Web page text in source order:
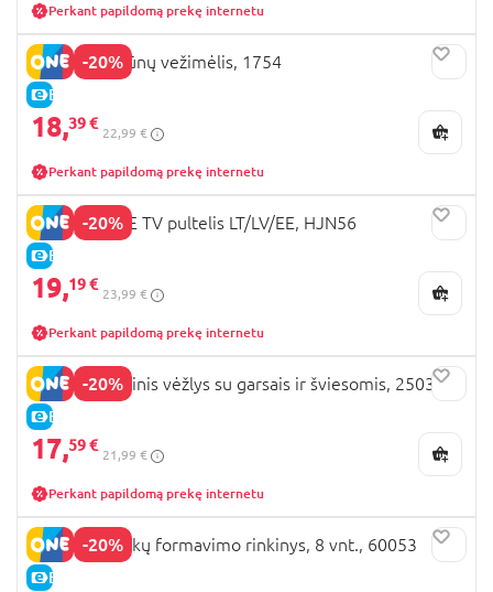
Perkant papildomą prekę internetu
-20%
E-KAINA
PLAYGO gyvūnų vežimėlis, 1754
18,39 €
22,99 €
Perkant papildomą prekę internetu
-20%
E-KAINA
FISHER-PRICE TV pultelis LT/LV/EE, HJN56
19,19 €
23,99 €
Perkant papildomą prekę internetu
-20%
E-KAINA
PLAYGO žaislinis vėžlys su garsais ir šviesomis, 2503
17,59 €
21,99 €
Perkant papildomą prekę internetu
-20%
E-KAINA
PLAYGO plaukų formavimo rinkinys, 8 vnt., 60053